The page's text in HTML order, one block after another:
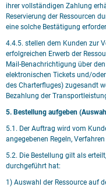
ihrer vollständigen Zahlung
Reservierung der Ressourcen
eine solche Bestätigung
4.4.5. stellen dem Kunden zur
erfolgreichen Erwerb der
Mail-Benachrichtigung über
elektronischen Tickets und/
des Charterfluges) zugesandt
Bezahlung der
5. Bestellung aufgeben
5.1. Der Auftrag wird vom
angegebenen Regeln,
5.2. Die Bestellung gilt als
durchgeführt hat:
1) Auswahl der Ressource auf